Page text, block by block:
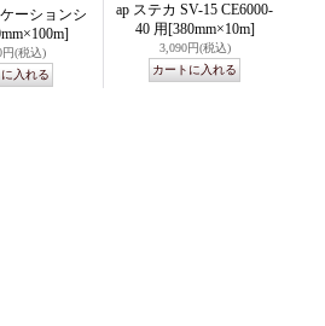
ーションシ
円(税込)
ap ステカ SV-15 CE6000-
40 用 [380mm×10m]
3,090円(税込)